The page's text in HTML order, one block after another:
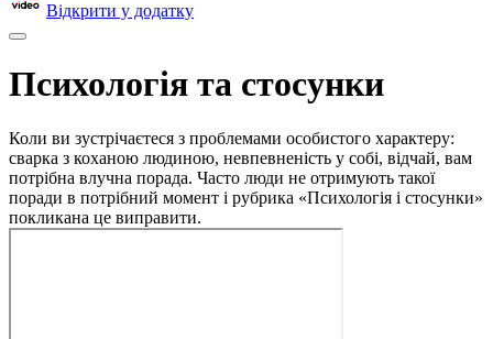
Відкрити у додатку
Психологія та стосунки
Коли ви зустрічаєтеся з проблемами особистого характеру:
сварка з коханою людиною, невпевненість у собі, відчай, вам
потрібна влучна порада. Часто люди не отримують такої
поради в потрібний момент і рубрика «Психологія і стосунки»
покликана це виправити.